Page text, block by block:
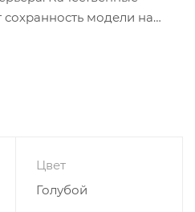
модели на
МДФ в пленке
Цвет
Голубой